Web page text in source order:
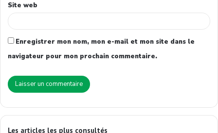
Site web
Enregistrer mon nom, mon e-mail et mon site dans le
navigateur pour mon prochain commentaire.
Les articles les plus consultés